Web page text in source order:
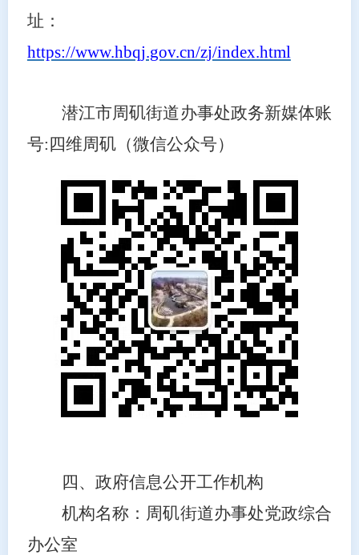
址：
https://www.hbqj.gov.cn/zj/index.html
潜江市周矶街道办事处政务新媒体账
号:四维周矶（微信公众号）
四、政府信息公开工作机构
机构名称：周矶街道办事处党政综合
办公室